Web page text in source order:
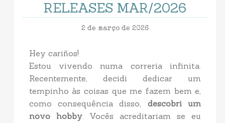
RELEASES MAR/2026
2 de março de 2026
Hey cariños!
Estou vivendo numa correria infinita.
Recentemente, decidi dedicar um
tempinho às coisas que me fazem bem e,
como consequência disso, descobri um
novo hobby. Vocês acreditariam se eu